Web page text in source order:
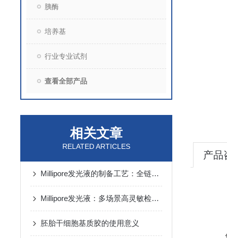
胰酶
培养基
行业专业试剂
查看全部产品
相关文章
RELATED ARTICLES
Millipore发光液的制备工艺：全链路质控保障检测性能稳定
Millipore发光液：多场景高灵敏检测的核心试剂支撑
胚胎干细胞基质胶的使用意义
产品